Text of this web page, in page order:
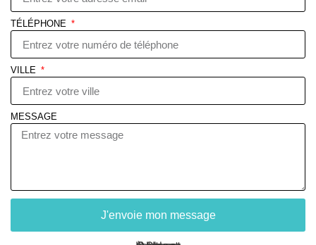
TÉLÉPHONE
VILLE
MESSAGE
J'envoie mon message